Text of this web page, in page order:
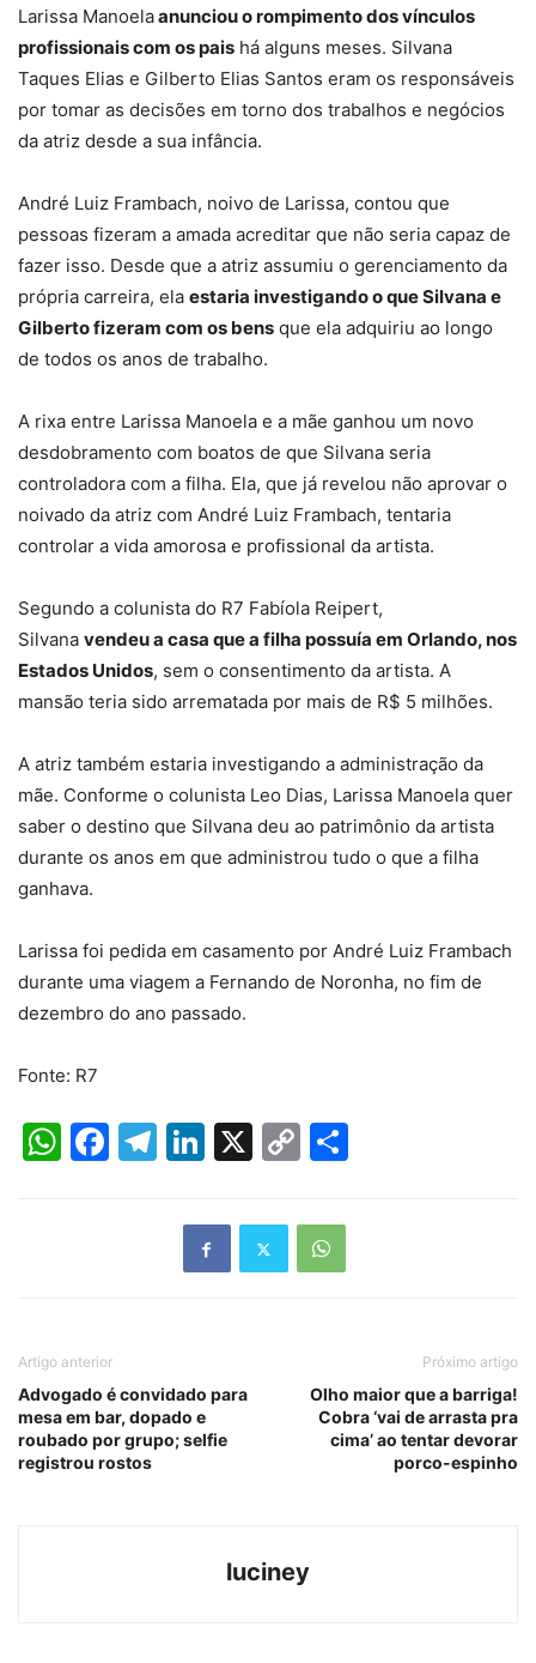
Larissa Manoelaanunciou o rompimento dos vínculos
profissionais com os pais há alguns meses. Silvana
Taques Elias e Gilberto Elias Santos eram os responsáveis
por tomar as decisões em torno dos trabalhos e negócios
da atriz desde a sua infância.
André Luiz Frambach, noivo de Larissa, contou que
pessoas fizeram a amada acreditar que não seria capaz de
fazer isso. Desde que a atriz assumiu o gerenciamento da
própria carreira, ela estaria investigando o que Silvana e
Gilberto fizeram com os bens que ela adquiriu ao longo
de todos os anos de trabalho.
A rixa entre Larissa Manoela e a mãe ganhou um novo
desdobramento com boatos de que Silvana seria
controladora com a filha. Ela, que já revelou não aprovar o
noivado da atriz com André Luiz Frambach, tentaria
controlar a vida amorosa e profissional da artista.
Segundo a colunista do R7 Fabíola Reipert,
Silvana vendeu a casa que a filha possuía em Orlando, nos
Estados Unidos, sem o consentimento da artista. A
mansão teria sido arrematada por mais de R$ 5 milhões.
A atriz também estaria investigando a administração da
mãe. Conforme o colunista Leo Dias, Larissa Manoela quer
saber o destino que Silvana deu ao patrimônio da artista
durante os anos em que administrou tudo o que a filha
ganhava.
Larissa foi pedida em casamento por André Luiz Frambach
durante uma viagem a Fernando de Noronha, no fim de
dezembro do ano passado.
Fonte: R7
WhatsApp
Facebook
Telegram
LinkedIn
X
Copy
Artigo anterior
Advogado é convidado para
mesa em bar, dopado e
roubado por grupo; selfie
registrou rostos
Próximo artigo
Olho maior que a barriga!
Cobra ‘vai de arrasta pra
cima’ ao tentar devorar
porco-espinho
luciney